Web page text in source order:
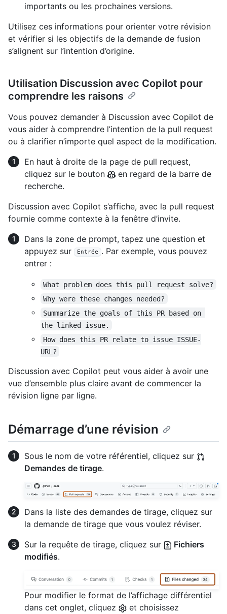
importants ou les prochaines versions.
Utilisez ces informations pour orienter votre révision
et vérifier si les objectifs de la demande de fusion
s’alignent sur l’intention d’origine.
Utilisation Discussion avec Copilot pour
comprendre les raisons
Vous pouvez demander à Discussion avec Copilot de
vous aider à comprendre l’intention de la pull request
ou à clarifier n’importe quel aspect de la modification.
En haut à droite de la page de pull request,
cliquez sur le bouton
en regard de la barre de
recherche.
Discussion avec Copilot s’affiche, avec la pull request
fournie comme contexte à la fenêtre d’invite.
Dans la zone de prompt, tapez une question et
appuyez sur
Entrée
. Par exemple, vous pouvez
entrer :
What problem does this pull request solve?
Why were these changes needed?
Summarize the goals of this PR based on
the linked issue.
How does this PR relate to issue ISSUE-
URL?
Discussion avec Copilot peut vous aider à avoir une
vue d’ensemble plus claire avant de commencer la
révision ligne par ligne.
Démarrage d’une révision
Sous le nom de votre référentiel, cliquez sur
Demandes de tirage.
Dans la liste des demandes de tirage, cliquez sur
la demande de tirage que vous voulez réviser.
Sur la requête de tirage, cliquez sur
Fichiers
modifiés.
Pour modifier le format de l’affichage différentiel
dans cet onglet, cliquez
et choisissez